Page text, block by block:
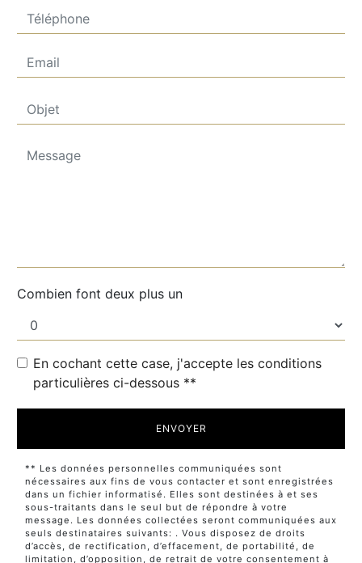
Combien font deux plus un
En cochant cette case, j'accepte les conditions
particulières ci-dessous **
ENVOYER
** Les données personnelles communiquées sont
nécessaires aux fins de vous contacter et sont enregistrées
dans un fichier informatisé. Elles sont destinées à et ses
sous-traitants dans le seul but de répondre à votre
message. Les données collectées seront communiquées aux
seuls destinataires suivants: . Vous disposez de droits
d’accès, de rectification, d’effacement, de portabilité, de
limitation, d’opposition, de retrait de votre consentement à